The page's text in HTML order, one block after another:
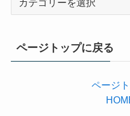
ページトップに戻る
ページ